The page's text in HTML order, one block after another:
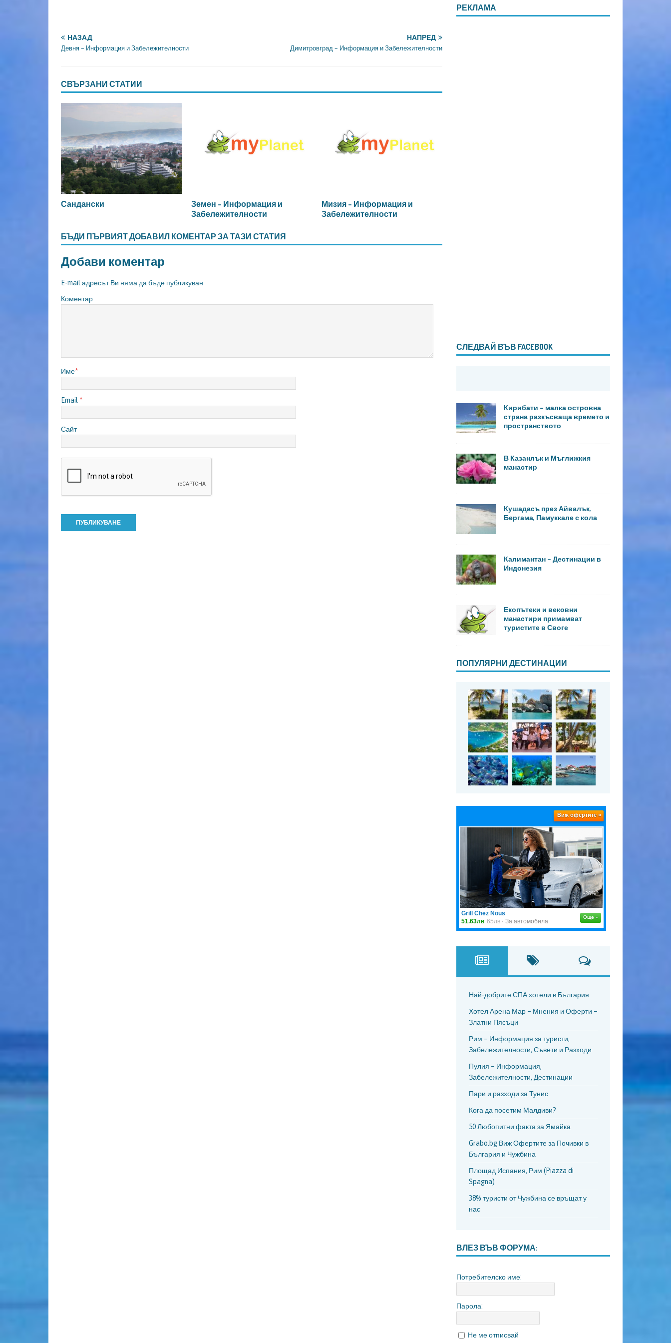
НАЗАД
Девня – Информация и Забележителности
НАПРЕД
Димитровград – Информация и Забележителности
СВЪРЗАНИ СТАТИИ
Сандански
Земен – Информация и
Забележителности
Мизия – Информация и
Забележителности
БЪДИ ПЪРВИЯТ ДОБАВИЛ КОМЕНТАР ЗА ТАЗИ СТАТИЯ
Добави коментар
E-mail адресът Ви няма да бъде публикуван
Коментар
Име*
Email *
Сайт
РЕКЛАМА
СЛЕДВАЙ ВЪВ FACEBOOK
Кирибати – малка островна
страна разкъсваща времето и
пространството
В Казанлък и Мъглижкия
манастир
Кушадасъ през Айвалък,
Бергама, Памуккале с кола
Калимантан – Дестинации в
Индонезия
Екопътеки и вековни
манастири примамват
туристите в Своге
ПОПУЛЯРНИ ДЕСТИНАЦИИ
Най-добрите СПА хотели в България
Хотел Арена Мар – Мнения и Оферти –
Златни Пясъци
Рим – Информация за туристи,
Забележителности, Съвети и Разходи
Пулия – Информация,
Забележителности, Дестинации
Пари и разходи за Тунис
Кога да посетим Малдиви?
50 Любопитни факта за Ямайка
Grabo.bg Виж Офертите за Почивки в
България и Чужбина
Площад Испания, Рим (Piazza di
Spagna)
38% туристи от Чужбина се връщат у
нас
ВЛЕЗ ВЪВ ФОРУМА:
Потребителско име:
Парола:
Не ме отписвай